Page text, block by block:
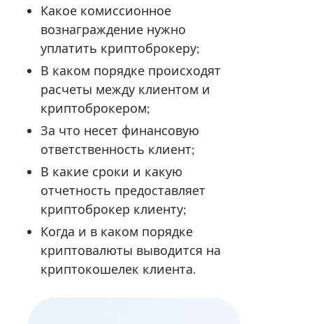
Какое комиссионное
вознаграждение нужно
уплатить криптоброкеру;
В каком порядке происходят
расчеты между клиентом и
криптоброкером;
За что несет финансовую
ответственность клиент;
В какие сроки и какую
отчетность предоставляет
криптоброкер клиенту;
Когда и в каком порядке
криптовалюты выводится на
криптокошелек клиента.